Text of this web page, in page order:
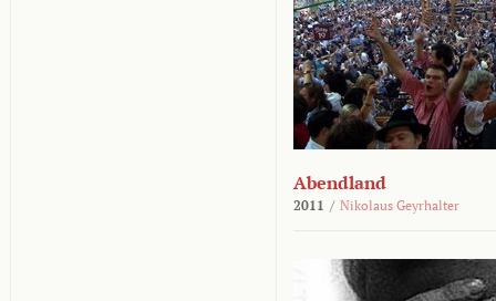
Abendland
2011 / Nikolaus Geyrhalter